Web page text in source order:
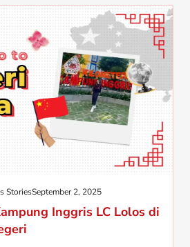
StoriesSeptember 2, 2025
Inggris LC Lolos di